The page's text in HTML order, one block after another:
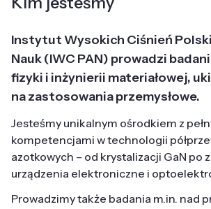
Instytut Wysokich Ciśnień
Nauk (IWC PAN) prowadzi
fizyki i inżynierii materiałowej,
na zastosowania przemysłowe.
Jesteśmy unikalnym ośrodkiem z
kompetencjami w technologii
azotkowych – od krystalizacji GaN po
urządzenia elektroniczne i
Prowadzimy także badania m.in. nad